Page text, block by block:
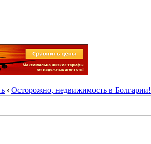
‹ Осторожно, недвижимость в Болгарии!